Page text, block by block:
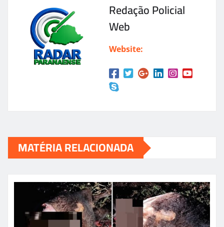
Redação Policial
Web
Website:
MATÉRIA RELACIONADA